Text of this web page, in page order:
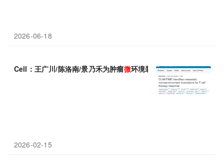
2026-06-18
Cell：王广川/陈洛南/景乃禾为肿瘤微环境装上“基因-空间”GPS：
2026-02-15